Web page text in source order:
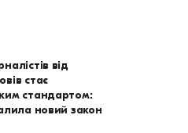
від
стає
стандартом:
новий закон